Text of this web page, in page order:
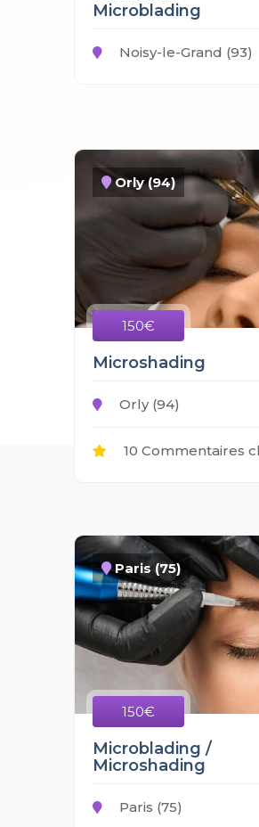
Microblading
Noisy-le-Grand (93)
Orly (94)
150€
Microshading
Orly (94)
10 Commentaires
Paris (75)
150€
Microblading /
Microshading
Paris (75)